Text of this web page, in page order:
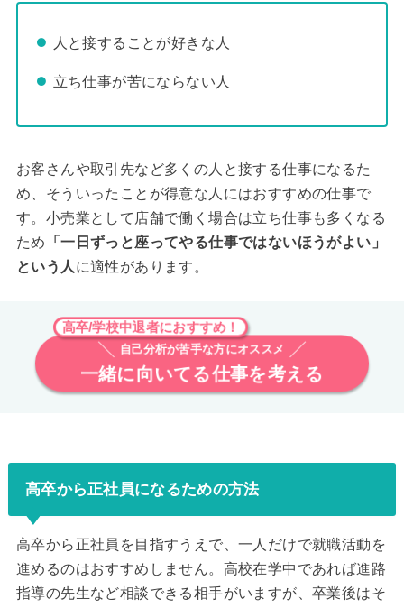
人と接することが好きな人
立ち仕事が苦にならない人
お客さんや取引先など多くの人と接する仕事になるた
め、そういったことが得意な人にはおすすめの仕事で
す。小売業として店舗で働く場合は立ち仕事も多くなる
ため
「一日ずっと座ってやる仕事ではないほうがよい」
という人 に適性があります。
高卒/学校中退者におすすめ！
自己分析が苦手な方にオススメ
一緒に向いてる仕事を考える
高卒から正社員になるための方法
高卒から正社員を目指すうえで、一人だけで就職活動を
進めるのはおすすめしません。高校在学中であれば進路
指導の先生など相談できる相手がいますが、卒業後はそ